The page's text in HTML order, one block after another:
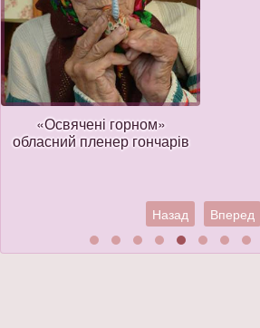
«Освячені горном»
обласний пленер гончарів
Назад Вперед